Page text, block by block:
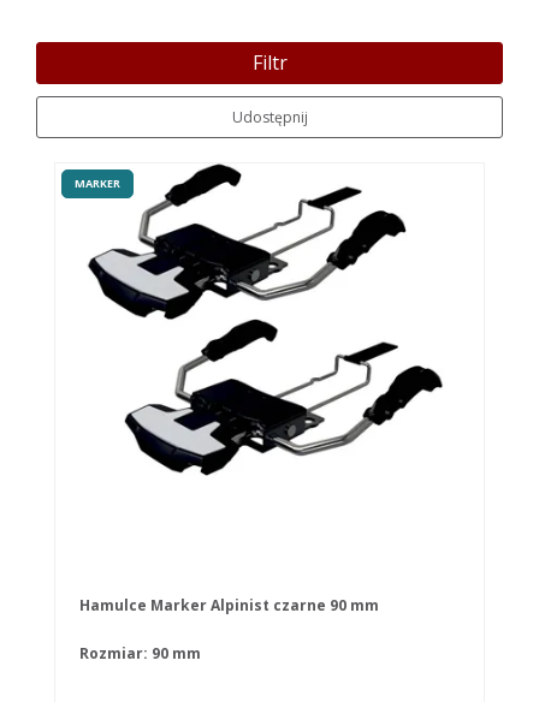
Filtr
Udostępnij
MARKER
Hamulce Marker Alpinist czarne 90 mm
Rozmiar: 90 mm